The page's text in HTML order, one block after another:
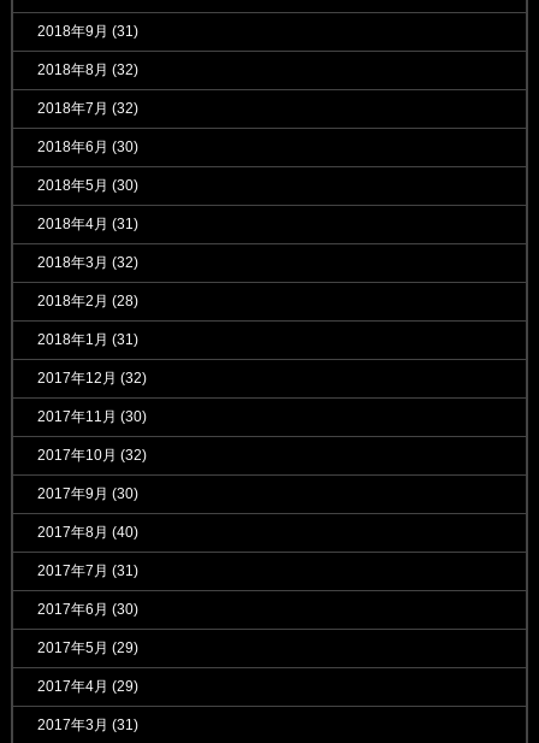
2018年9月 (31)
2018年8月 (32)
2018年7月 (32)
2018年6月 (30)
2018年5月 (30)
2018年4月 (31)
2018年3月 (32)
2018年2月 (28)
2018年1月 (31)
2017年12月 (32)
2017年11月 (30)
2017年10月 (32)
2017年9月 (30)
2017年8月 (40)
2017年7月 (31)
2017年6月 (30)
2017年5月 (29)
2017年4月 (29)
2017年3月 (31)